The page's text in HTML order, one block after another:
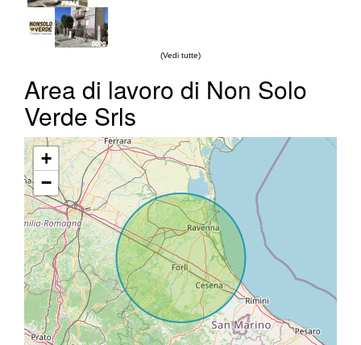
(Vedi tutte)
Area di lavoro di Non Solo
Verde Srls
+
−